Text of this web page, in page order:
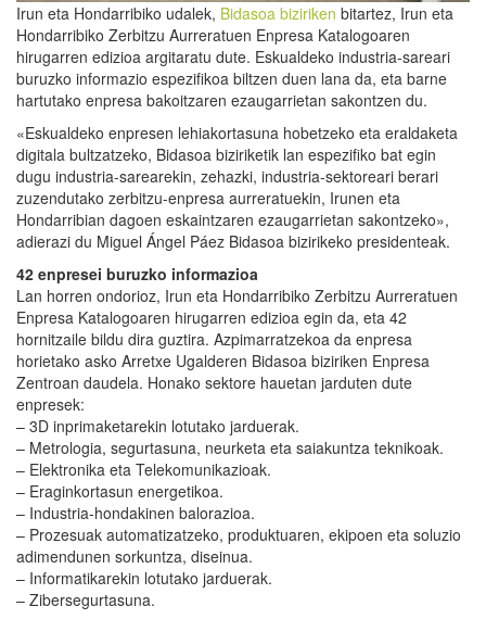
Irun eta Hondarribiko udalek, Bidasoa biziriken bitartez, Irun eta
Hondarribiko Zerbitzu Aurreratuen Enpresa Katalogoaren
hirugarren edizioa argitaratu dute. Eskualdeko industria-sareari
buruzko informazio espezifikoa biltzen duen lana da, eta barne
hartutako enpresa bakoitzaren ezaugarrietan sakontzen du.
«Eskualdeko enpresen lehiakortasuna hobetzeko eta eraldaketa
digitala bultzatzeko, Bidasoa biziriketik lan espezifiko bat egin
dugu industria-sarearekin, zehazki, industria-sektoreari berari
zuzendutako zerbitzu-enpresa aurreratuekin, Irunen eta
Hondarribian dagoen eskaintzaren ezaugarrietan sakontzeko»,
adierazi du Miguel Ángel Páez Bidasoa bizirikeko presidenteak.
42 enpresei buruzko informazioa
Lan horren ondorioz, Irun eta Hondarribiko Zerbitzu Aurreratuen
Enpresa Katalogoaren hirugarren edizioa egin da, eta 42
hornitzaile bildu dira guztira. Azpimarratzekoa da enpresa
horietako asko Arretxe Ugalderen Bidasoa biziriken Enpresa
Zentroan daudela. Honako sektore hauetan jarduten dute
enpresek:
– 3D inprimaketarekin lotutako jarduerak.
– Metrologia, segurtasuna, neurketa eta saiakuntza teknikoak.
– Elektronika eta Telekomunikazioak.
– Eraginkortasun energetikoa.
– Industria-hondakinen balorazioa.
– Prozesuak automatizatzeko, produktuaren, ekipoen eta soluzio
adimendunen sorkuntza, diseinua.
– Informatikarekin lotutako jarduerak.
– Zibersegurtasuna.